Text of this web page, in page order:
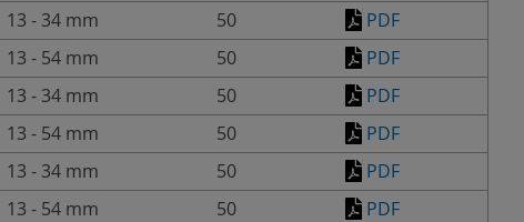
13 - 34 mm 50
PDF
13 - 54 mm 50
PDF
13 - 34 mm 50
PDF
13 - 54 mm 50
PDF
13 - 34 mm 50
PDF
13 - 54 mm 50
PDF